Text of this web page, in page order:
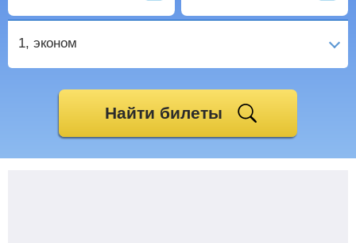
1, эконом
Найти билеты